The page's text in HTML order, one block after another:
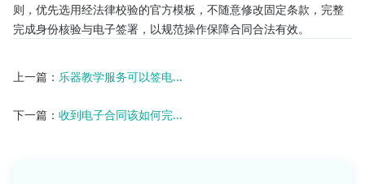
则，优先选用经法律校验的官方模板，不随意修改固定条款，完整
完成身份核验与电子签署，以规范操作保障合同合法有效。
上一篇： 乐器教学服务可以签电...
下一篇： 收到电子合同该如何完...